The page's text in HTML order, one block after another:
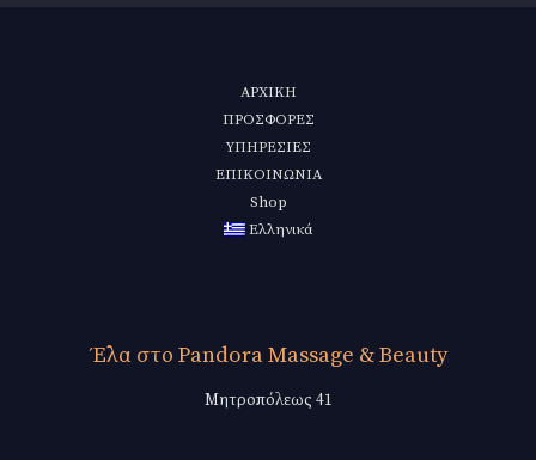
ΑΡΧΙΚΗ
ΠΡΟΣΦΟΡΕΣ
ΥΠΗΡΕΣΙΕΣ
ΕΠΙΚΟΙΝΩΝΙΑ
Shop
Ελληνικά
Έλα στο Pandora Massage & Beauty
Μητροπόλεως 41